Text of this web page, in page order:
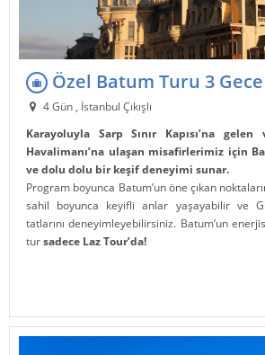
Özel Batum Turu 3
4 Gün , İstanbul Çıkışlı
Karayoluyla Sarp Sınır Kapısı’na
Havalimanı’na ulaşan misafirlerimiz için
ve dolu dolu bir keşif deneyimi sunar.
Program boyunca Batum’un öne çıkan
sahil boyunca keyifli anlar yaşayabilir ve
tatlarını deneyimleyebilirsiniz. Batum’un
tursadece Laz Tour’da!